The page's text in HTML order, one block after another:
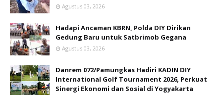
Agustus 03, 2026
Hadapi Ancaman KBRN, Polda DIY Dirikan
Gedung Baru untuk Satbrimob Gegana
Agustus 03, 2026
Danrem 072/Pamungkas Hadiri KADIN DIY
International Golf Tournament 2026, Perkuat
Sinergi Ekonomi dan Sosial di Yogyakarta